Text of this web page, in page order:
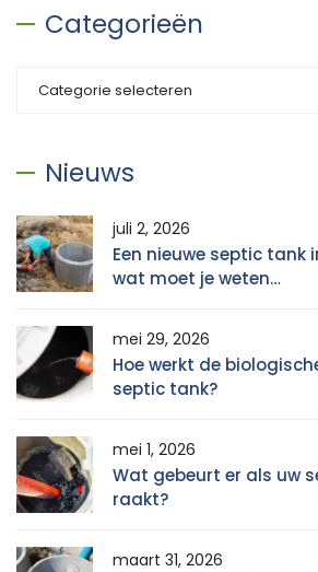
Categorieën
Nieuws
juli 2, 2026
Een nieuwe septic tank
wat moet je weten…
mei 29, 2026
Hoe werkt de
septic tank?
mei 1, 2026
Wat gebeurt er als uw
raakt?
maart 31, 2026